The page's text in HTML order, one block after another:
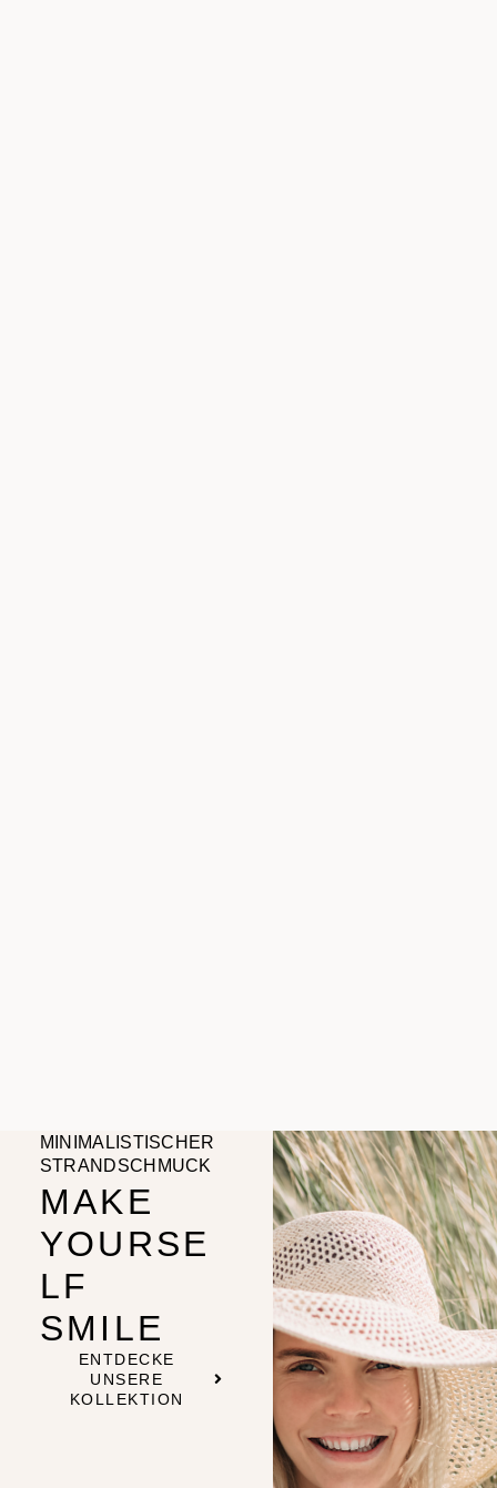
MINIMALISTISCHER
STRANDSCHMUCK
MAKE
YOURSE
LF
SMILE
ENTDECKE
UNSERE
KOLLEKTION